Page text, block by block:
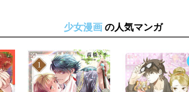
少女漫画 の人気マンガ